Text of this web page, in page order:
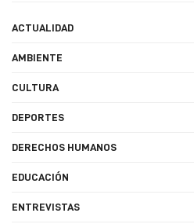
ACTUALIDAD
AMBIENTE
CULTURA
DEPORTES
DERECHOS HUMANOS
EDUCACIÓN
ENTREVISTAS